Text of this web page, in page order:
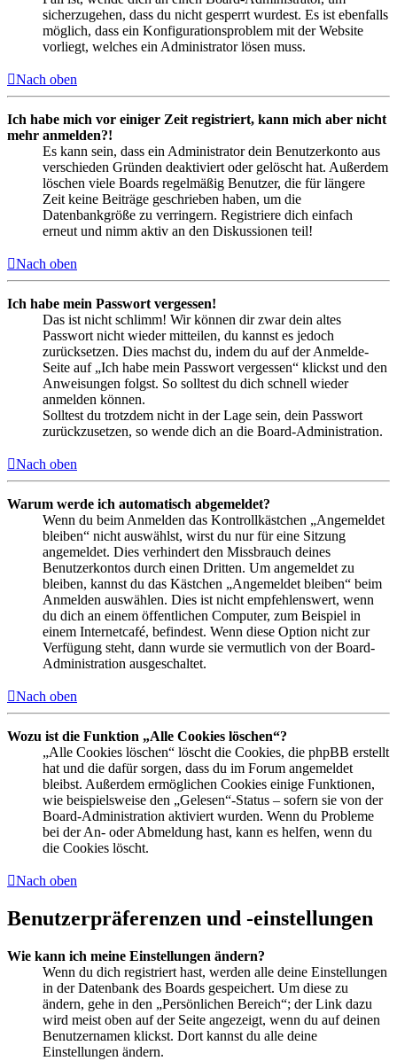
sicherzugehen, dass du nicht gesperrt wurdest. Es ist ebenfalls
möglich, dass ein Konfigurationsproblem mit der Website
vorliegt, welches ein Administrator lösen muss.
Nach oben
Ich habe mich vor einiger Zeit registriert, kann mich aber nicht
mehr anmelden?!
Es kann sein, dass ein Administrator dein Benutzerkonto aus
verschieden Gründen deaktiviert oder gelöscht hat. Außerdem
löschen viele Boards regelmäßig Benutzer, die für längere
Zeit keine Beiträge geschrieben haben, um die
Datenbankgröße zu verringern. Registriere dich einfach
erneut und nimm aktiv an den Diskussionen teil!
Nach oben
Ich habe mein Passwort vergessen!
Das ist nicht schlimm! Wir können dir zwar dein altes
Passwort nicht wieder mitteilen, du kannst es jedoch
zurücksetzen. Dies machst du, indem du auf der Anmelde-
Seite auf „Ich habe mein Passwort vergessen“ klickst und den
Anweisungen folgst. So solltest du dich schnell wieder
anmelden können.
Solltest du trotzdem nicht in der Lage sein, dein Passwort
zurückzusetzen, so wende dich an die Board-Administration.
Nach oben
Warum werde ich automatisch abgemeldet?
Wenn du beim Anmelden das Kontrollkästchen „Angemeldet
bleiben“ nicht auswählst, wirst du nur für eine Sitzung
angemeldet. Dies verhindert den Missbrauch deines
Benutzerkontos durch einen Dritten. Um angemeldet zu
bleiben, kannst du das Kästchen „Angemeldet bleiben“ beim
Anmelden auswählen. Dies ist nicht empfehlenswert, wenn
du dich an einem öffentlichen Computer, zum Beispiel in
einem Internetcafé, befindest. Wenn diese Option nicht zur
Verfügung steht, dann wurde sie vermutlich von der Board-
Administration ausgeschaltet.
Nach oben
Wozu ist die Funktion „Alle Cookies löschen“?
„Alle Cookies löschen“ löscht die Cookies, die phpBB erstellt
hat und die dafür sorgen, dass du im Forum angemeldet
bleibst. Außerdem ermöglichen Cookies einige Funktionen,
wie beispielsweise den „Gelesen“-Status – sofern sie von der
Board-Administration aktiviert wurden. Wenn du Probleme
bei der An- oder Abmeldung hast, kann es helfen, wenn du
die Cookies löscht.
Nach oben
Benutzerpräferenzen und -einstellungen
Wie kann ich meine Einstellungen ändern?
Wenn du dich registriert hast, werden alle deine Einstellungen
in der Datenbank des Boards gespeichert. Um diese zu
ändern, gehe in den „Persönlichen Bereich“; der Link dazu
wird meist oben auf der Seite angezeigt, wenn du auf deinen
Benutzernamen klickst. Dort kannst du alle deine
Einstellungen ändern.